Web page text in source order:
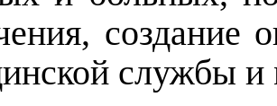
создание
службы и